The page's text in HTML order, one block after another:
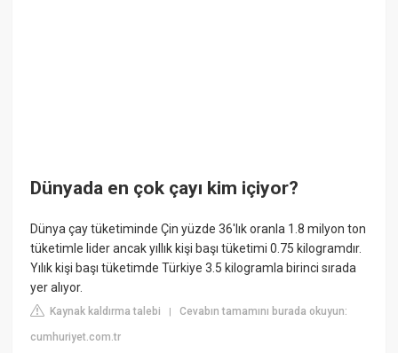
Dünyada en çok çayı kim içiyor?
Dünya çay tüketiminde Çin yüzde 36'lık oranla 1.8 milyon ton
tüketimle lider ancak yıllık kişi başı tüketimi 0.75 kilogramdır.
Yılık kişi başı tüketimde Türkiye 3.5 kilogramla birinci sırada
yer alıyor.
Kaynak kaldırma talebi |Cevabın tamamını burada okuyun:
cumhuriyet.com.tr